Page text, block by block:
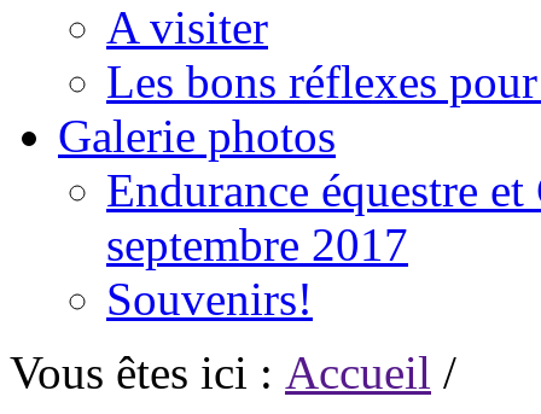
A visiter
Les bons réflexes
Galerie photos
Endurance équestre
septembre 2017
Souvenirs!
Vous êtes ici : Accueil /